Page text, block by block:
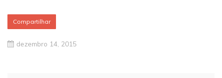
Compartilhar
dezembro 14, 2015